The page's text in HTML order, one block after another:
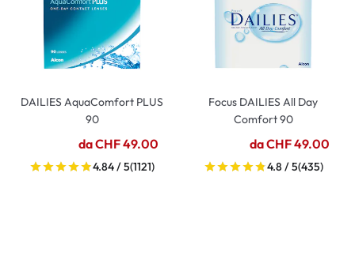
DAILIES AquaComfort PLUS
90
da CHF 49.00
4.84 / 5(1121)
Focus DAILIES All Day
Comfort 90
da CHF 49.00
4.8 / 5(435)